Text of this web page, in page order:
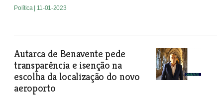
Política | 11-01-2023
Autarca de Benavente pede
transparência e isenção na
escolha da localização do novo
aeroporto